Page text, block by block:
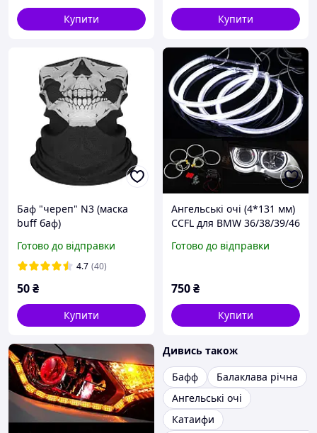
Купити Купити
Баф "череп" N3 (маска
buff баф)
Готово до відправки
4.7 (40)
50₴
Купити
Ангельські очі (4*131 мм)
CCFL для BMW 36/38/39/46
Готово до відправки
750₴
Купити
Дивись також
Бафф
Балаклава річна
Ангельські очі
Катаифи